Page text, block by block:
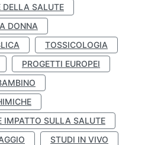
DELLA SALUTE
DONNA
TOSSICOLOGIA
PROGETTI EUROPEI
IMPATTO SULLA SALUTE
STUDI IN VIVO